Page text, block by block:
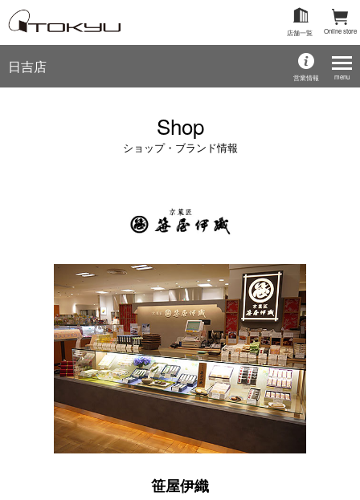
Online store
店舗一覧
日吉店
営業情報
Shop
ショップ・ブランド情報
笹屋伊織
menu